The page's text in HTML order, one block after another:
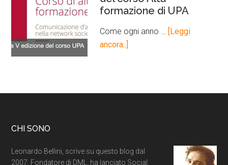
formazione di UPA
Come ogni anno … [Leggi
ancora..]
CHI SONO
Leonardo Bellini, scrive su questo blog dal
2007. Fondatore di DML, ha lanciato Social